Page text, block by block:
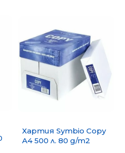
Хартия Symbio Copy
A4 500 л. 80 g/m2